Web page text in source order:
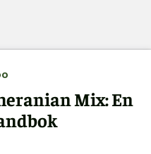
Mix: En